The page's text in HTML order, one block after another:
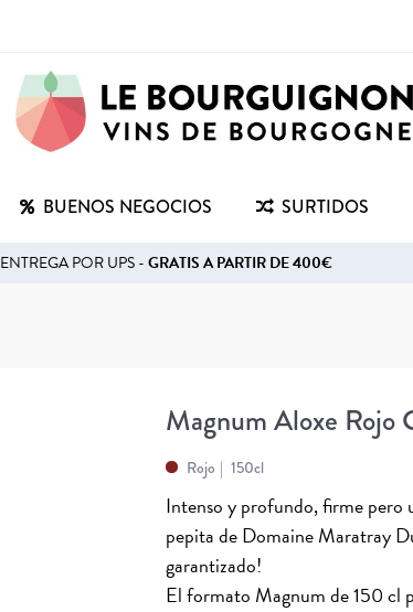
BUENOS NEGOCIOS SURTIDOS
ENTREGA POR UPS -GRATIS A PARTIR DE 400€
Magnum Aloxe Rojo
Rojo 150cl
Intenso y profundo, firme pero
pepita de Domaine Maratray
garantizado!
El formato Magnum de 150 cl